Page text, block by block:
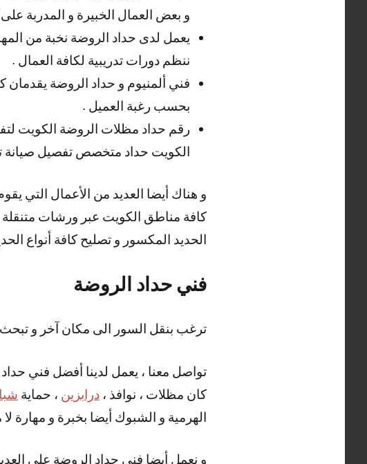
و بعض العمال الخبيرة و المدربة على
يعمل لدى حداد الروضة نخبة من
ننظم دورات تدريبية لكافة العمال .
فني ألمنيوم و حداد الروضة يقدمان
بحسب رغبة العميل .
رقم حداد مظلات الروضة الكويت
الكويت حداد متخصص تفصيل صيانة
كافة مناطق الكويت عبر ورشات متنقلة
الحديد المكسور و تصليح كافة أنواع
فني حداد الروضة
ترغب بنقل السور الى مكان آخر و
تواصل معنا ، يعمل لدينا أفضل فني
كان مظلات ، نوافذ ، درابزين ، حماية
الهرمية و الشبوك أيضا بخبرة و مهارة لا
و نعمل أيضا فني حداد الروضة على